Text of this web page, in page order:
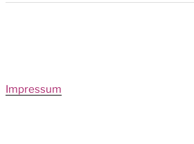
Impressum